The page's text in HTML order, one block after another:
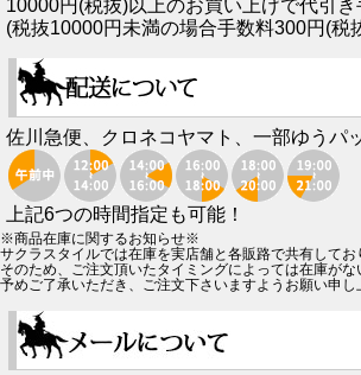
10000円(税抜)以上のお買い上げで代引き
(税抜10000円未満の場合手数料300円(税
佐川急便、クロネコヤマト、一部ゆうパ
上記6つの時間指定も可能！
※商品在庫に関するお知らせ※
サクラスタイルでは在庫を実店舗と各販路で共有してお
そのため、ご注文頂いたタイミングによっては在庫がな
予めご了承いただき、ご注文下さいますようお願い申し